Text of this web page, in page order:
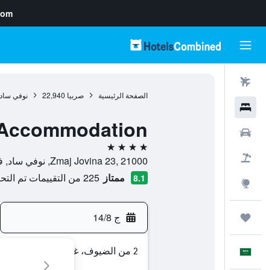
الصفحة الرئيسية صربيا 22,940 نوفي ساد
4 نجوم
Zmaj Jovina 23, 21000, نوفي ساد, فويفودينا, صربيا
8.1 ممتاز 225 من التقييمات تم التحقق منها
ج 14/8
2 من الضيوف، غرفة واحدة